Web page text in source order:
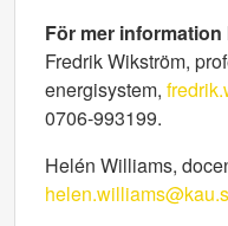
För mer
Fredrik Wikström,
energisystem,
0706-993199.
Helén Williams,